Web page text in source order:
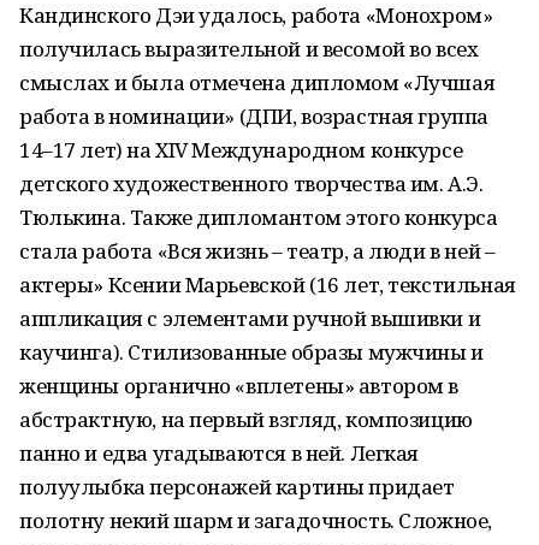
Кандинского Дэи удалось, работа «Монохром»
получилась выразительной и весомой во всех
смыслах и была отмечена дипломом «Лучшая
работа в номинации» (ДПИ, возрастная группа
14–17 лет) на XIV Международном конкурсе
детского художественного творчества им. А.Э.
Тюлькина. Также дипломантом этого конкурса
стала работа «Вся жизнь – театр, а люди в ней –
актеры» Ксении Марьевской (16 лет, текстильная
аппликация с элементами ручной вышивки и
каучинга). Стилизованные образы мужчины и
женщины органично «вплетены» автором в
абстрактную, на первый взгляд, композицию
панно и едва угадываются в ней. Легкая
полуулыбка персонажей картины придает
полотну некий шарм и загадочность. Сложное,